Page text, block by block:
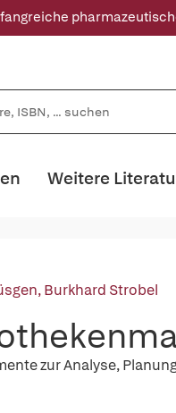
Weitere
,Burkhard Strobel
zur Analyse,